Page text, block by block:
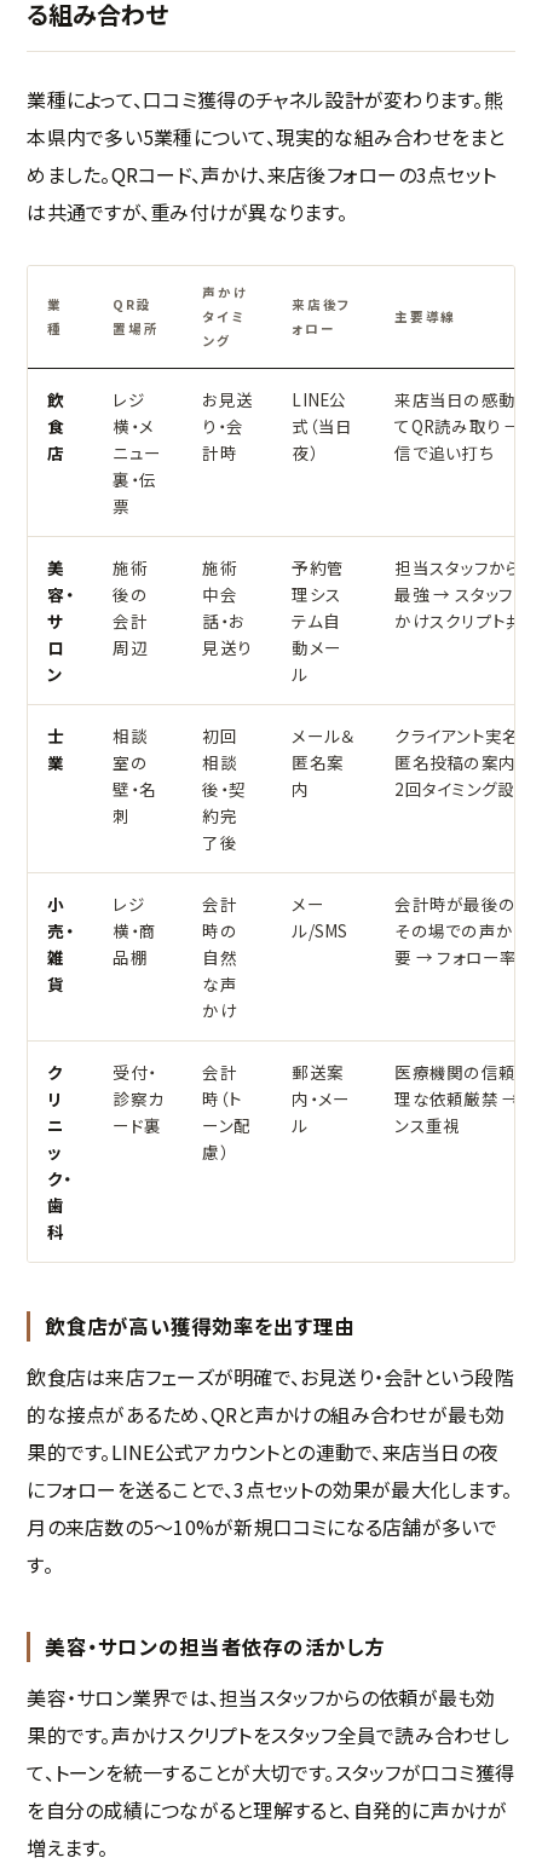
る組み合わせ
業種によって、口コミ獲得のチャネル設計が変わります。熊
本県内で多い5業種について、現実的な組み合わせをまと
めました。QRコード、声かけ、来店後フォローの3点セット
は共通ですが、重み付けが異なります。
業
種
QR設
置場所
声かけ
タイミ
ング
来店後フ
ォロー
主要導線
飲
食
店
レジ
横・メ
ニュー
裏・伝
票
お見送
り・会
計時
LINE公
式（当日
夜）
来店当日の感動を
てQR読み取り →
信で追い打ち
美
容・
サ
ロ
ン
施術
後の
会計
周辺
施術
中会
話・お
見送り
予約管
理シス
テム自
動メー
ル
担当スタッフから
最強 → スタッフ全
かけスクリプト共有
士
業
相談
室の
壁・名
刺
初回
相談
後・契
約完
了後
メール＆
匿名案
内
クライアント実名
匿名投稿の案内
2回タイミング設定
小
売・
雑
貨
レジ
横・商
品棚
会計
時の
自然
な声
かけ
メー
ル/SMS
会計時が最後の
その場での声かけ
要 → フォロー率
ク
リ
ニ
ッ
ク・
歯
科
受付・
診察カ
ード裏
会計
時（ト
ーン配
慮）
郵送案
内・メー
ル
医療機関の信頼
理な依頼厳禁 → 感
ンス重視
飲食店が高い獲得効率を出す理由
飲食店は来店フェーズが明確で、お見送り・会計という段階
的な接点があるため、QRと声かけの組み合わせが最も効
果的です。LINE公式アカウントとの連動で、来店当日の夜
にフォローを送ることで、3点セットの効果が最大化します。
月の来店数の5〜10%が新規口コミになる店舗が多いで
す。
美容・サロンの担当者依存の活かし方
美容・サロン業界では、担当スタッフからの依頼が最も効
果的です。声かけスクリプトをスタッフ全員で読み合わせし
て、トーンを統一することが大切です。スタッフが口コミ獲得
を自分の成績につながると理解すると、自発的に声かけが
増えます。